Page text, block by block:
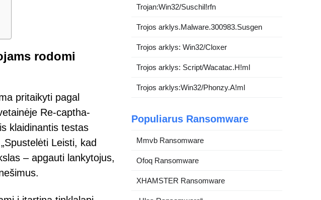
rodomi
pritaikyti pagal
Re-captha-
klaidinantis testas
Leisti, kad
– apgauti lankytojus,
Trojan:Win32/Suschil!rfn
Trojos arklys.Malware.300983.Susgen
Trojos arklys: Win32/Cloxer
Trojos arklys: Script/Wacatac.H!ml
Trojos arklys:Win32/Phonzy.A!ml
Populiarus Ransomware
Mmvb Ransomware
Ofoq Ransomware
XHAMSTER Ransomware